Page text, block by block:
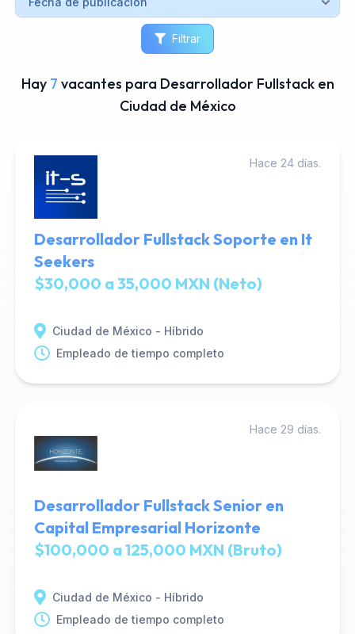
Filtrar
Hay 7 vacantes para Desarrollador Fullstack en
Ciudad de México
Hace 24 días.
Desarrollador Fullstack Soporte en It
Seekers
$30,000 a 35,000 MXN (Neto)
Ciudad de México - Híbrido
Empleado de tiempo completo
Hace 29 días.
Desarrollador Fullstack Senior en
Capital Empresarial Horizonte
$100,000 a 125,000 MXN (Bruto)
Ciudad de México - Híbrido
Empleado de tiempo completo